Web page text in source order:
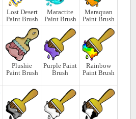
Lost Desert
Paint Brush
Maractite
Paint Brush
Maraquan
Paint Brush
Plushie
Paint Brush
Purple Paint
Brush
Rainbow
Paint Brush